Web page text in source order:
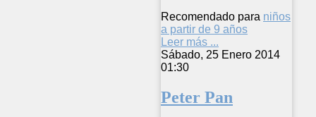
Recomendado para niños
a partir de 9 años
Leer más ...
Sábado, 25 Enero 2014
01:30
Peter Pan